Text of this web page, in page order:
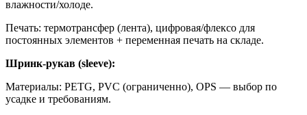
влажности/холоде.
Печать: термотрансфер (лента), цифровая/флексо для
постоянных элементов + переменная печать на складе.
Шринк-рукав (sleeve):
Материалы: PETG, PVC (ограниченно), OPS — выбор по
усадке и требованиям.